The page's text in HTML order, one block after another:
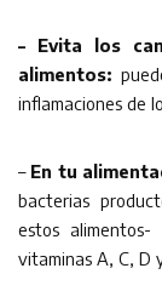
– Evita los
alimentos:
inflamaciones de
– En tu
bacterias
estos
vitaminas A, C, D